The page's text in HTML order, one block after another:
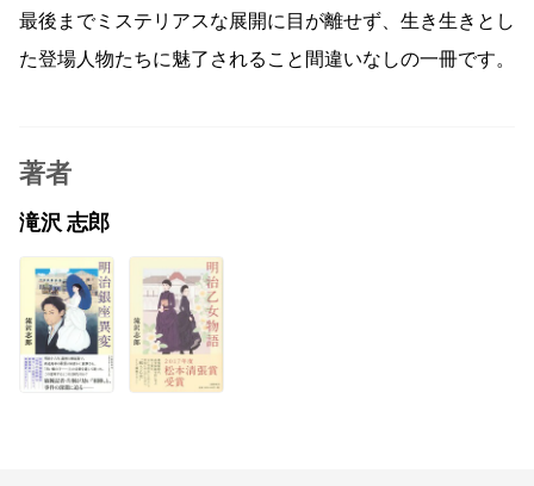
最後までミステリアスな展開に目が離せず、生き生きとし
た登場人物たちに魅了されること間違いなしの一冊です。
著者
滝沢 志郎